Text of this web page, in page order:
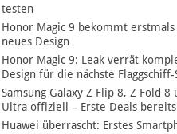
testen
Honor Magic 9 bekommt
neues Design
Honor Magic 9: Leak verrät
Design für die nächste Flaggschiff-
Samsung Galaxy Z Flip 8, Z Fold 8
Ultra offiziell – Erste Deals
Huawei überrascht: Erstes